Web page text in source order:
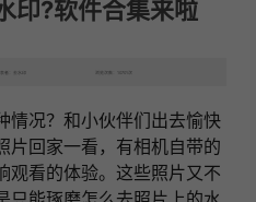
印?软件合集来啦
表者：去水印 浏览次数：10701次
情况？和小伙伴们出去愉快
片回家一看，有相机自带的
观看的体验。这些照片又不